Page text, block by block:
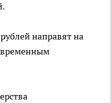
направят на